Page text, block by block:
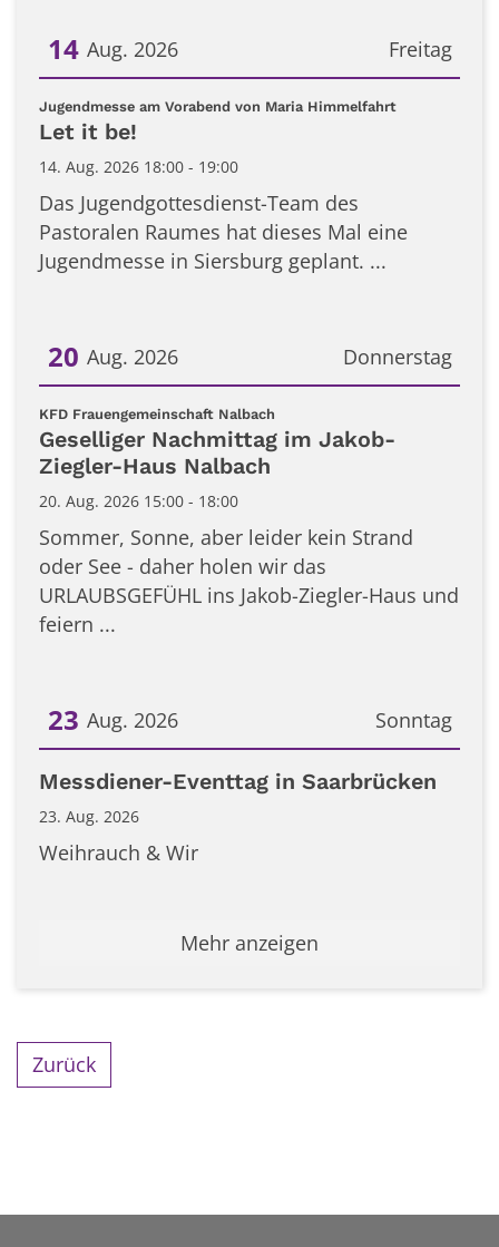
Freitag
14 Aug. 2026
Datum: 14. August 2026
Jugendmesse am Vorabend von Maria Himmelfahrt:
Let it be!
14. Aug. 2026 18:00 - 19:00
Das Jugendgottesdienst-Team des
Pastoralen Raumes hat dieses Mal eine
Jugendmesse in Siersburg geplant. ...
Donnerstag
20 Aug. 2026
Datum: 20. August 2026
KFD Frauengemeinschaft Nalbach
Geselliger Nachmittag im Jakob-
Ziegler-Haus Nalbach
20. Aug. 2026 15:00 - 18:00
Sommer, Sonne, aber leider kein Strand
oder See - daher holen wir das
URLAUBSGEFÜHL ins Jakob-Ziegler-Haus und
feiern ...
Sonntag
23 Aug. 2026
Datum: 23. August 2026
Messdiener-Eventtag in Saarbrücken
23. Aug. 2026
Weihrauch & Wir
Mehr anzeigen
Zurück